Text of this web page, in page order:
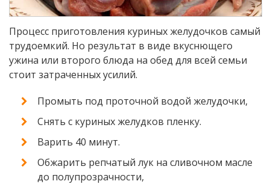
Процесс приготовления куриных желудочков самый
трудоемкий. Но результат в виде вкуснющего
ужина или второго блюда на обед для всей семьи
стоит затраченных усилий.
Промыть под проточной водой желудочки,
Снять с куриных желудков пленку.
Варить 40 минут.
Обжарить репчатый лук на сливочном масле
до полупрозрачности,